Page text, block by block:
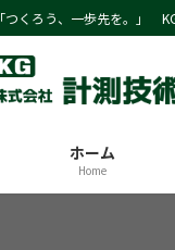
「つくろう、一歩先を。」
ホーム
Home